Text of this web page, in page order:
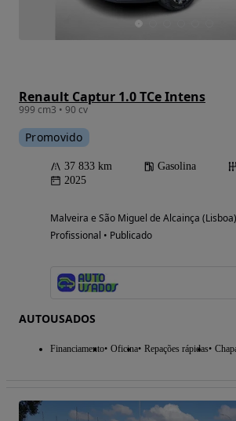
Renault Captur 1.0 TCe Intens
999 cm3 • 90 cv
Promovido
37 833 km Gasolina
2025
Malveira e São Miguel de Alcainça (Lisboa)
Profissional • Publicado
AUTOUSADOS
Financiamento Oficina Repações rápidas